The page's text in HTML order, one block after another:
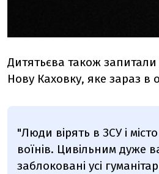
Дитятьєва також запитали
Нову Каховку, яке зараз в
"Люди вірять в ЗСУ і
воїнів. Цивільним дуже
заблоковані усі